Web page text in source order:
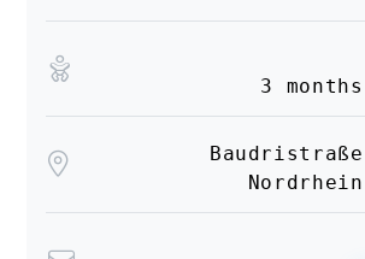
3